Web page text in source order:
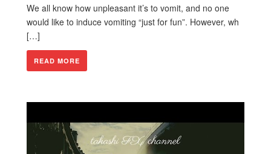
We all know how unpleasant it’s to vomit, and no one
would like to induce vomiting “just for fun”. However, wh
[…]
READ MORE